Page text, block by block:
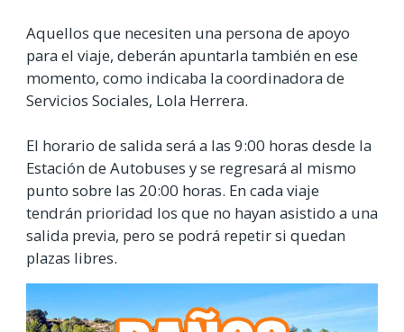
Aquellos que necesiten una persona de apoyo
para el viaje, deberán apuntarla también en ese
momento, como indicaba la coordinadora de
Servicios Sociales, Lola Herrera.
El horario de salida será a las 9:00 horas desde la
Estación de Autobuses y se regresará al mismo
punto sobre las 20:00 horas. En cada viaje
tendrán prioridad los que no hayan asistido a una
salida previa, pero se podrá repetir si quedan
plazas libres.